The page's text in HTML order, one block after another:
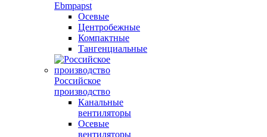
Ebmpapst
Осевые
Центробежные
Компактные
Тангенциальные
Российское
производство
Канальные
вентиляторы
Осевые
вентиляторы